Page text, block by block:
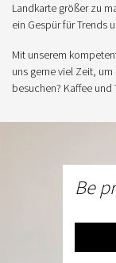
Landkarte größer zu
ein Gespür für Trends
Mit unserem
uns gerne viel Zeit,
besuchen? Kaffee und
Be